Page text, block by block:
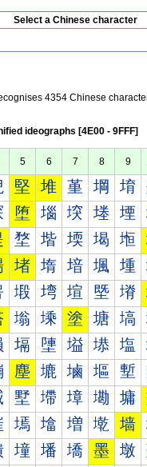
Select a Chinese character
4354 Chinese
ideographs [4E00 - 9FFF]
5 6 7 8 9
堅 堆 堇 堈 堉
堕 堖 堗 堘 堙
堥 堦 堧 堨 堩
堵 堶 堷 堸 堹
塅 塆 塇 塈 塉
塕 塖 塗 塘 塙
塥 塦 塧 塨 塩
塵 塶 塷 塸 塹
墅 墆 墇 墈 墉
墕 墖 増 墘 墙
墥 墦 墧 墨 墩